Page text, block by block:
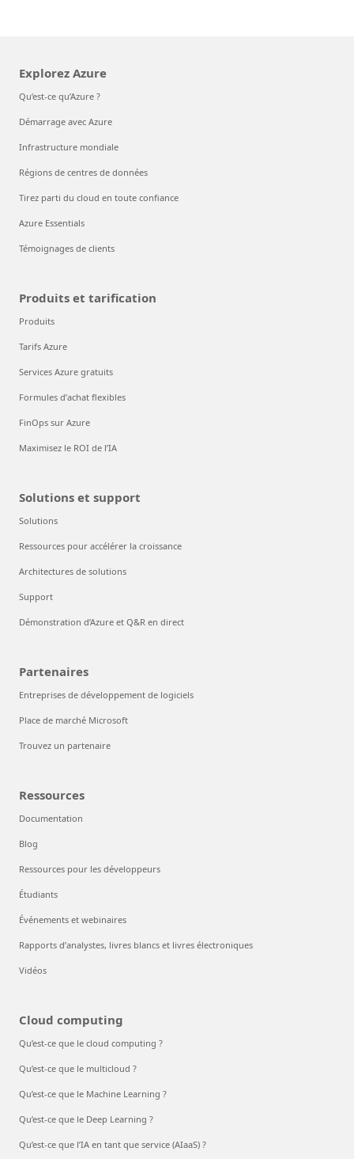
Explorez Azure
Qu’est-ce qu’Azure ?
Démarrage avec Azure
Infrastructure mondiale
Régions de centres de données
Tirez parti du cloud en toute confiance
Azure Essentials
Témoignages de clients
Produits et tarification
Produits
Tarifs Azure
Services Azure gratuits
Formules d’achat flexibles
FinOps sur Azure
Maximisez le ROI de l’IA
Solutions et support
Solutions
Ressources pour accélérer la croissance
Architectures de solutions
Support
Démonstration d’Azure et Q&R en direct
Partenaires
Entreprises de développement de logiciels
Place de marché Microsoft
Trouvez un partenaire
Ressources
Documentation
Blog
Ressources pour les développeurs
Étudiants
Événements et webinaires
Rapports d’analystes, livres blancs et livres électroniques
Vidéos
Cloud computing
Qu’est-ce que le cloud computing ?
Qu’est-ce que le multicloud ?
Qu’est-ce que le Machine Learning ?
Qu’est-ce que le Deep Learning ?
Qu’est-ce que l’IA en tant que service (AIaaS) ?